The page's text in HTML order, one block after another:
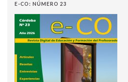
E-CO: NÚMERO 23